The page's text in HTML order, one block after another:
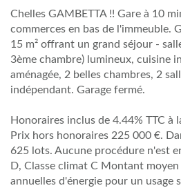
Chelles GAMBETTA !! Gare à 10
commerces en bas de l'immeuble.
15 m² offrant un grand séjour -
3ème chambre) lumineux, cuisine
aménagée, 2 belles chambres, 2
indépendant. Garage fermé.
Honoraires inclus de 4.44% TTC à
Prix hors honoraires 225 000 €.
625 lots. Aucune procédure n'est
D, Classe climat C Montant moyen
annuelles d'énergie pour un usage